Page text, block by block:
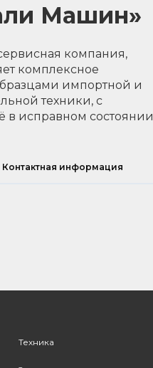
Машин»
компания,
комплексное
импортной и
техники, с
исправном состоянии
Контактная информация
Техника